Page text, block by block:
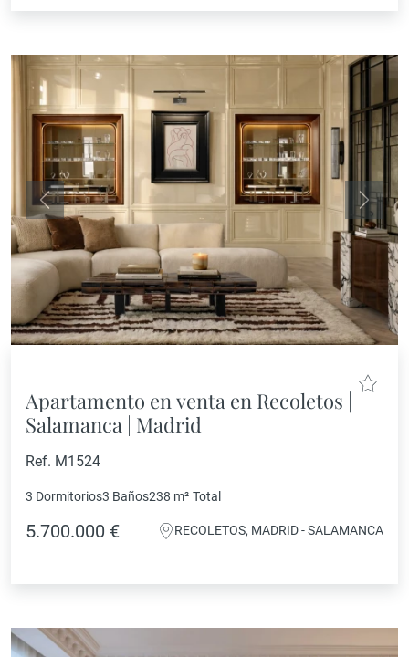
Anterior
Apartamento en venta en Recoletos |
Salamanca | Madrid
Ref. M1524
3 Dormitorios3 Baños238 m² Total
5.700.000 € RECOLETOS, MADRID - SALAMANCA